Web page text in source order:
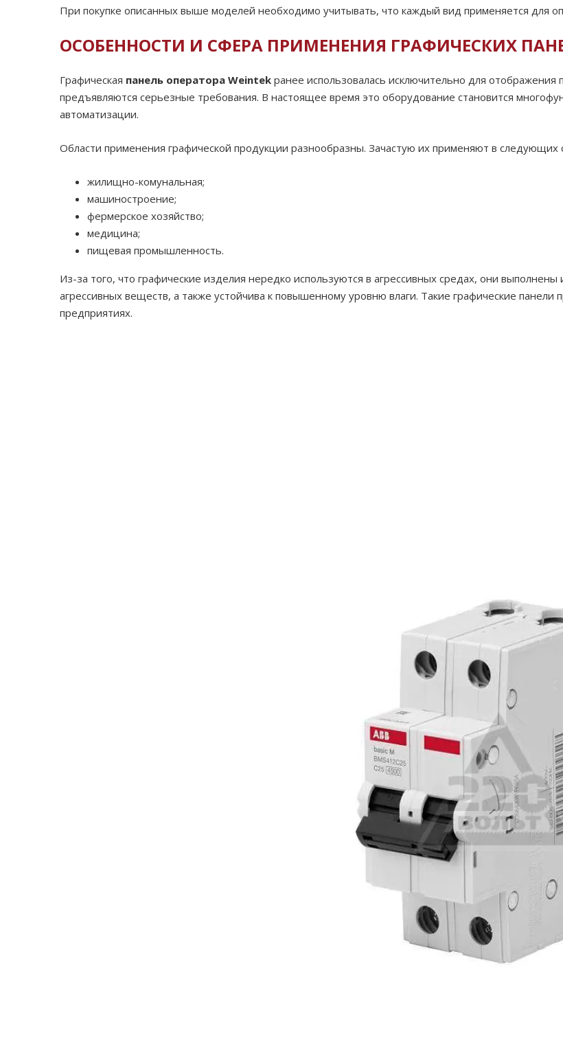
При покупке описанных выше моделей необходимо учитывать, что каждый вид применяется для
ОСОБЕННОСТИ И СФЕРА ПРИМЕНЕНИЯ ГРАФИЧЕСКИХ
Графическая панель оператора Weintek ранее использовалась исключительно для
предъявляются серьезные требования. В настоящее время это оборудование становится
автоматизации.
Области применения графической продукции разнообразны. Зачастую их применяют в следующих
жилищно-комунальная;
машиностроение;
фермерское хозяйство;
медицина;
пищевая промышленность.
Из-за того, что графические изделия нередко используются в агрессивных средах, они
агрессивных веществ, а также устойчива к повышенному уровню влаги. Такие графические
предприятиях.